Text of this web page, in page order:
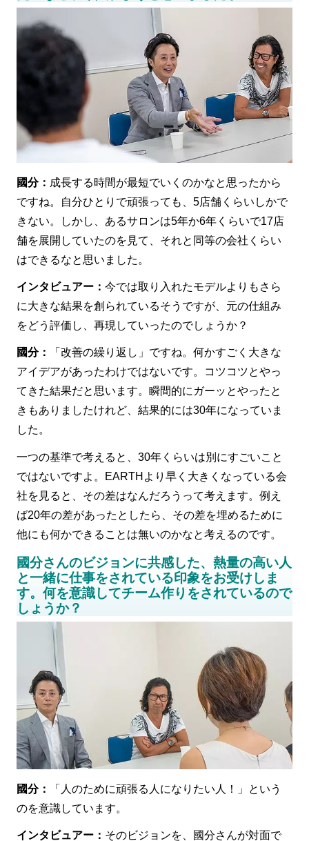
國分： 成長する時間が最短でいくのかなと思ったから
ですね。自分ひとりで頑張っても、5店舗くらいしかで
きない。しかし、あるサロンは5年か6年くらいで17店
舗を展開していたのを見て、それと同等の会社くらい
はできるなと思いました。
インタビュアー：今では取り入れたモデルよりもさら
に大きな結果を創られているそうですが、元の仕組み
をどう評価し、再現していったのでしょうか？
國分：
「改善の繰り返し」ですね。何かすごく大きな
アイデアがあったわけではないです。コツコツとやっ
てきた結果だと思います。瞬間的にガーッとやったと
きもありましたけれど、結果的には30年になっていま
した。
一つの基準で考えると、30年くらいは別にすごいこと
ではないですよ。EARTHより早く大きくなっている会
社を見ると、その差はなんだろうって考えます。例え
ば20年の差があったとしたら、その差を埋めるために
他にも何かできることは無いのかなと考えるのです。
國分さんのビジョンに共感した、熱量の高い人
と一緒に仕事をされている印象をお受けしま
す。何を意識してチーム作りをされているので
しょうか？
國分：
「人のために頑張る人になりたい人！」という
のを意識しています。
インタビュアー： そのビジョンを、國分さんが対面で